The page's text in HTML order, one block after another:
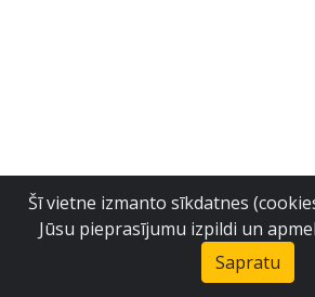
Šī vietne izmanto sīkdatnes
Jūsu pieprasījumu izpildi un
Sapratu